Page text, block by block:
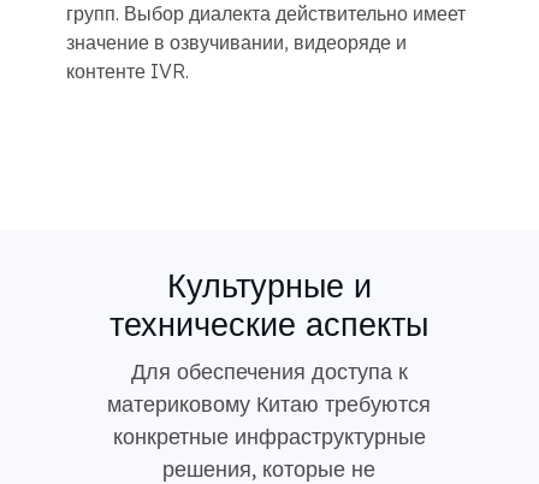
групп. Выбор диалекта действительно имеет
значение в озвучивании, видеоряде и
контенте IVR.
Культурные и
технические аспекты
Для обеспечения доступа к
материковому Китаю требуются
конкретные инфраструктурные
решения, которые не